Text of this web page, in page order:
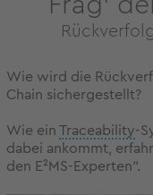
Frag'
Wie wird die
Chain sichergestellt?
Wie ein Traceability-
dabei ankommt,
den E²MS-Experten“.